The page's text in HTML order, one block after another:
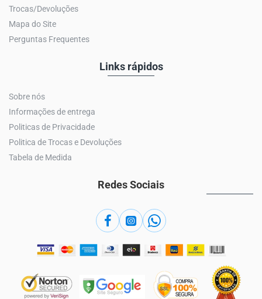
Trocas/Devoluções
Mapa do Site
Perguntas Frequentes
Links rápidos
Sobre nós
Informações de entrega
Politicas de Privacidade
Politica de Trocas e Devoluções
Tabela de Medida
Redes Sociais